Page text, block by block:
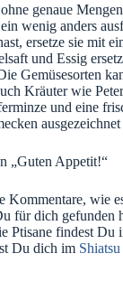
genaue
wenig anders
ersetze sie mit
und Essig
Gemüsesorten
Kräuter wie
und eine
„Guten Appetit!“
Kommentare, wie
für dich gefunden
Ptisane findest Du
Du dich im